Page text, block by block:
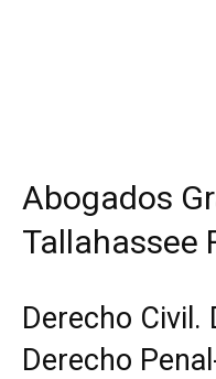
Abogados
Tallahassee
Derecho Civil.
Derecho